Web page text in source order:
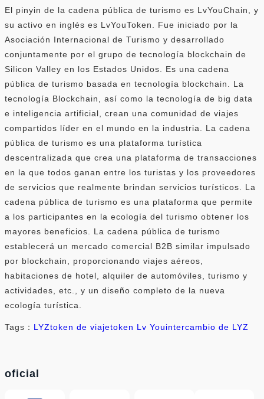
El pinyin de la cadena pública de turismo es LvYouChain, y
su activo en inglés es LvYouToken. Fue iniciado por la
Asociación Internacional de Turismo y desarrollado
conjuntamente por el grupo de tecnología blockchain de
Silicon Valley en los Estados Unidos. Es una cadena
pública de turismo basada en tecnología blockchain. La
tecnología Blockchain, así como la tecnología de big data
e inteligencia artificial, crean una comunidad de viajes
compartidos líder en el mundo en la industria. La cadena
pública de turismo es una plataforma turística
descentralizada que crea una plataforma de transacciones
en la que todos ganan entre los turistas y los proveedores
de servicios que realmente brindan servicios turísticos. La
cadena pública de turismo es una plataforma que permite
a los participantes en la ecología del turismo obtener los
mayores beneficios. La cadena pública de turismo
establecerá un mercado comercial B2B similar impulsado
por blockchain, proporcionando viajes aéreos,
habitaciones de hotel, alquiler de automóviles, turismo y
actividades, etc., y un diseño completo de la nueva
ecología turística.
Tags： LYZtoken de viajetoken Lv Youintercambio de LYZ
oficial